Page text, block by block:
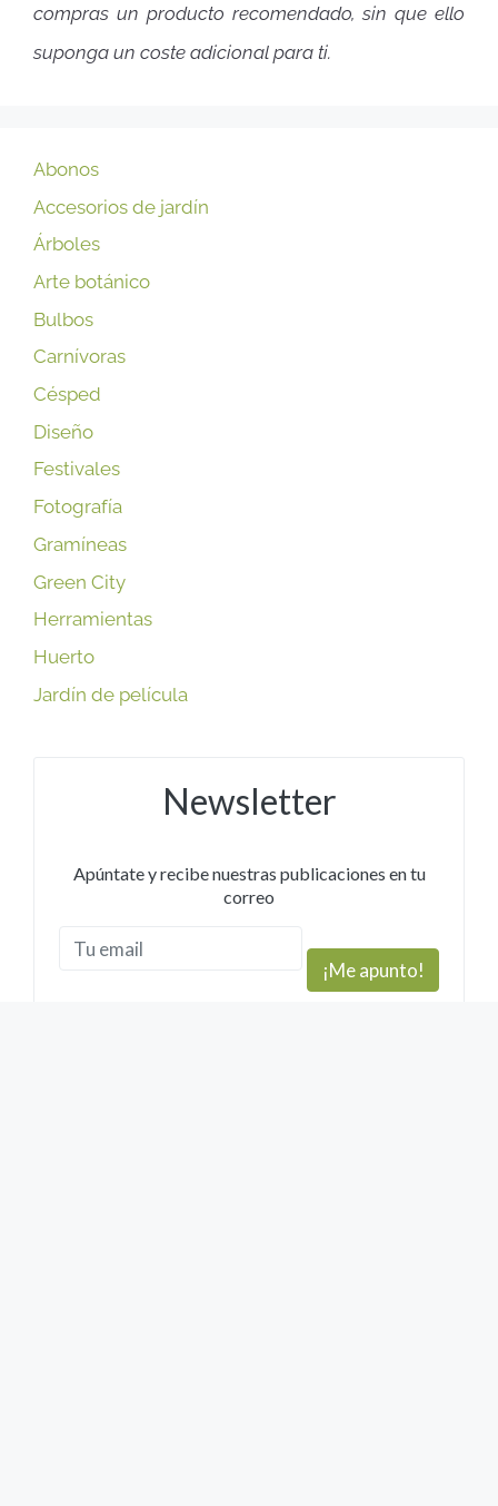
compras un producto recomendado, sin que ello
suponga un coste adicional para ti.
Abonos
Accesorios de jardín
Árboles
Arte botánico
Bulbos
Carnívoras
Césped
Diseño
Festivales
Fotografía
Gramíneas
Green City
Herramientas
Huerto
Jardín de película
Newsletter
Apúntate y recibe nuestras publicaciones en tu
correo